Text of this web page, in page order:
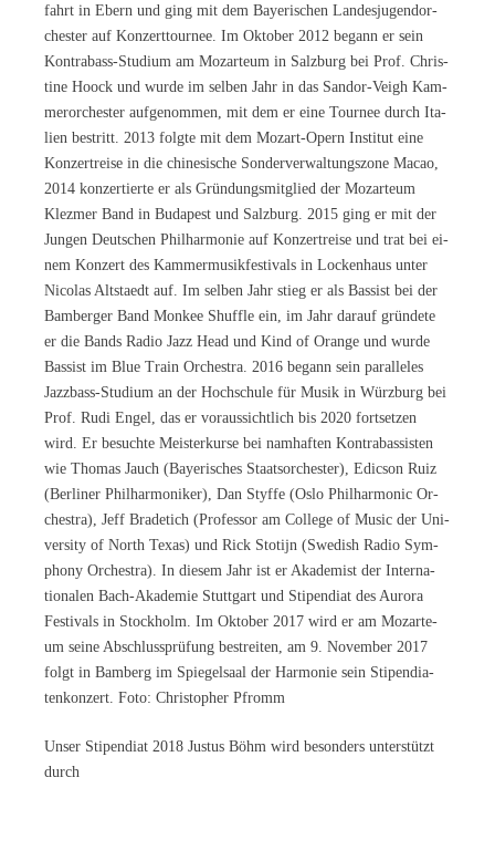
fahrt in Ebern und ging mit dem Baye­ri­schen Lan­des­ju­gend­or­
ches­ter auf Kon­zert­tour­nee. Im Ok­to­ber 2012 be­gann er sein
Kon­tra­bass-Stu­di­um am Mo­zar­te­um in Salz­burg bei Prof. Chris­
ti­ne Hoock und wur­de im sel­ben Jahr in das San­dor-Veigh Kam­
mer­or­ches­ter auf­ge­nom­men, mit dem er eine Tour­nee durch Ita­
li­en be­stritt. 2013 folg­te mit dem Mo­zart-Opern In­sti­tut eine
Kon­zert­rei­se in die chi­ne­si­sche Son­der­ver­wal­tungs­zo­ne Ma­cao,
2014 kon­zer­tier­te er als Grün­dungs­mit­glied der Mo­zar­te­um
Klez­mer Band in Bu­da­pest und Salz­burg. 2015 ging er mit der
Jun­gen Deut­schen Phil­har­mo­nie auf Kon­zert­rei­se und trat bei ei­
nem Kon­zert des Kam­mer­mu­sik­fes­ti­vals in Lo­cken­haus un­ter
Ni­co­las Alt­staedt auf. Im sel­ben Jahr stieg er als Bas­sist bei der
Bam­ber­ger Band Mon­kee Shuff­le ein, im Jahr dar­auf grün­de­te
er die Bands Ra­dio Jazz Head und Kind of Oran­ge und wur­de
Bas­sist im Blue Train Or­ches­tra. 2016 be­gann sein par­al­le­les
Jazz­bass-Stu­di­um an der Hoch­schu­le für Mu­sik in Würz­burg bei
Prof. Rudi En­gel, das er vor­aus­sicht­lich bis 2020 fort­set­zen
wird. Er be­such­te Meis­ter­kur­se bei nam­haf­ten Kon­tra­bas­sis­ten
wie Tho­mas Jauch (Baye­ri­sches Staats­or­ches­ter), Edic­son Ruiz
(Ber­li­ner Phil­har­mo­ni­ker), Dan Styffe (Oslo Phil­har­mo­nic Or­
ches­tra), Jeff Bra­de­tich (Pro­fes­sor am Col­lege of Mu­sic der Uni­
ver­si­ty of North Te­xas) und Rick Sto­ti­jn (Swe­dish Ra­dio Sym­
pho­ny Or­ches­tra). In die­sem Jahr ist er Aka­de­mist der In­ter­na­
tio­na­len Bach-Aka­de­mie Stutt­gart und Sti­pen­di­at des Au­ro­ra
Fes­ti­vals in Stock­holm. Im Ok­to­ber 2017 wird er am Mo­zar­te­
um sei­ne Ab­schluss­prü­fung be­strei­ten, am 9. No­vem­ber 2017
folgt in Bam­berg im Spie­gel­saal der Har­mo­nie sein Sti­pen­dia­
ten­kon­zert. Foto: Chris­to­pher Pfromm
Un­ser Sti­pen­di­at 2018 Jus­tus Böhm wird be­son­ders un­ter­stützt
durch